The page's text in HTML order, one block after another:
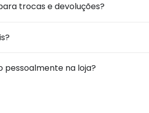
trocas e devoluções?
pessoalmente na loja?